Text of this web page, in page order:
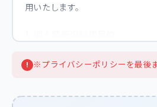
用いたします。
※プライバシーポリシーを最後